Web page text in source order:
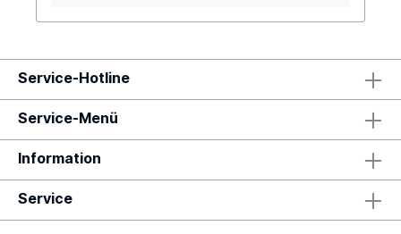
Service-Hotline
Service-Menü
Information
Service